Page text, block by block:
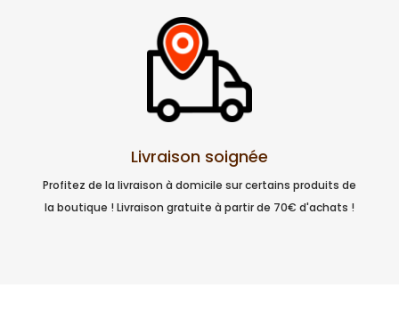
Livraison soignée
Profitez de la livraison à domicile sur certains produits de
la boutique ! Livraison gratuite à partir de 70€ d'achats !